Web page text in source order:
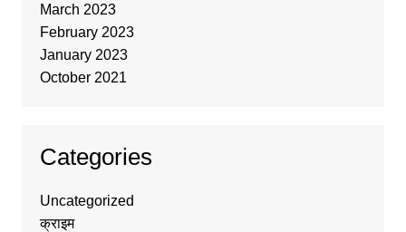
March 2023
February 2023
January 2023
October 2021
Categories
Uncategorized
क्राइम